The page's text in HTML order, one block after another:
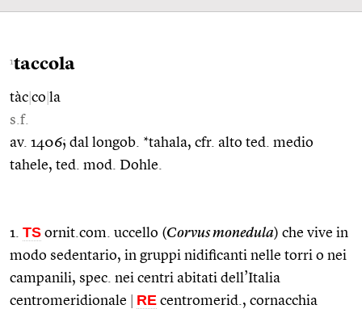
1taccola
tàc co la
s.f.
av. 1406; dal longob. *tahala, cfr. alto ted. medio
tahele, ted. mod. Dohle.
1. TS ornit.com. uccello (Corvus monedula) che vive in
modo sedentario, in gruppi nidificanti nelle torri o nei
campanili, spec. nei centri abitati dell’Italia
centromeridionale
RE centromerid., cornacchia